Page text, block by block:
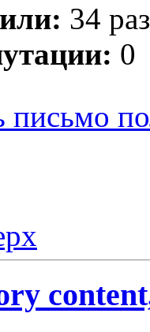
34
0
письмо